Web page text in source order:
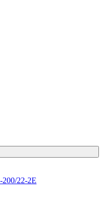
22-2E